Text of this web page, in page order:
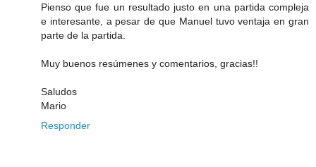
Pienso que fue un resultado justo en una partida compleja
e interesante, a pesar de que Manuel tuvo ventaja en gran
parte de la partida.
Muy buenos resúmenes y comentarios, gracias!!
Saludos
Mario
Responder